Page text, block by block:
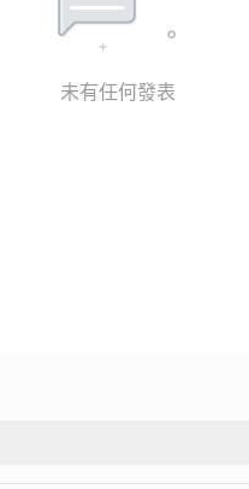
未有任何發表